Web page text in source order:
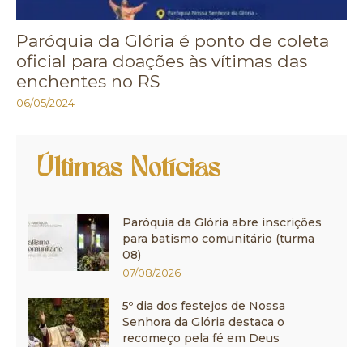
Paróquia da Glória é ponto de coleta
oficial para doações às vítimas das
enchentes no RS
06/05/2024
Últimas Notícias
Paróquia da Glória abre inscrições
para batismo comunitário (turma
08)
07/08/2026
5º dia dos festejos de Nossa
Senhora da Glória destaca o
recomeço pela fé em Deus